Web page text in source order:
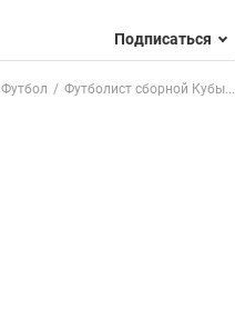
Подписаться
Футбол Футболист сборной Кубы...